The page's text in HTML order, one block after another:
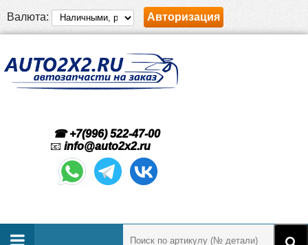
Валюта: Авторизация
☎ +7(996) 522-47-00
📧 info@auto2x2.ru